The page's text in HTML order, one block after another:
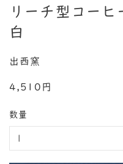
リーチ型コーヒ
白
出西窯
4,510円
数量